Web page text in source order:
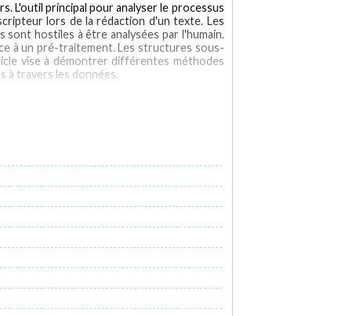
L'outil principal pour analyser le processus
lors de la rédaction d'un texte. Les
hostiles à être analysées par l'humain.
à un pré-traitement. Les structures sous-
vise à démontrer différentes méthodes
à travers les données.
tool to analyze the writing process is the
of the writing process allow
to analyzing the raw data afterwards.
the structures and trends through